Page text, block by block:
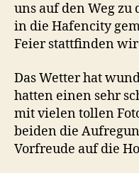
uns auf den Weg
in die Hafencity
Feier stattfinden
Das Wetter hat
hatten einen sehr
mit vielen tollen
beiden die
Vorfreude auf die